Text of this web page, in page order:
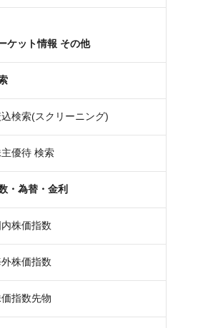
ケット情報 その他
検索(スクリーニング)
優待 検索
・為替・金利
内株価指数
株価指数
指数先物